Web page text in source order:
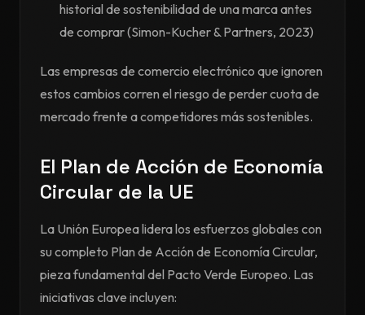
historial de sostenibilidad de una marca antes
de comprar (Simon-Kucher & Partners, 2023)
Las empresas de comercio electrónico que ignoren
estos cambios corren el riesgo de perder cuota de
mercado frente a competidores más sostenibles.
El Plan de Acción de Economía
Circular de la UE
La Unión Europea lidera los esfuerzos globales con
su completo Plan de Acción de Economía Circular,
pieza fundamental del Pacto Verde Europeo. Las
iniciativas clave incluyen: